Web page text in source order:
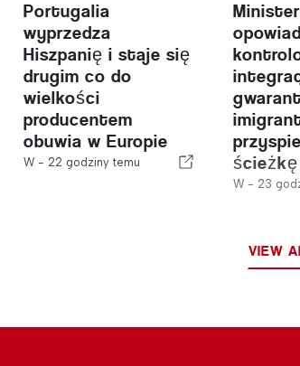
Portugalia
wyprzedza
Hiszpanię i staje się
drugim co do
wielkości
producentem
obuwia w Europie
W - 22 godziny temu
W - 23
VIEW